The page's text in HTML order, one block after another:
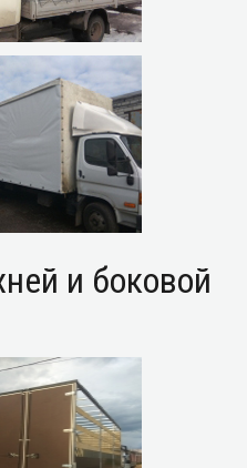
и боковой